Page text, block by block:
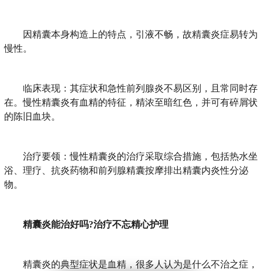
因精囊本身构造上的特点，引液不畅，故精囊炎症易转为
慢性。
临床表现：其症状和急性前列腺炎不易区别，且常同时存
在。慢性精囊炎有血精的特征，精浓至暗红色，并可有碎屑状
的陈旧血块。
治疗要领：慢性精囊炎的治疗采取综合措施，包括热水坐
浴、理疗、抗炎药物和前列腺精囊按摩排出精囊内炎性分泌
物。
精囊炎能治好吗?治疗不忘精心护理
精囊炎的典型症状是血精，很多人认为是什么不治之症，